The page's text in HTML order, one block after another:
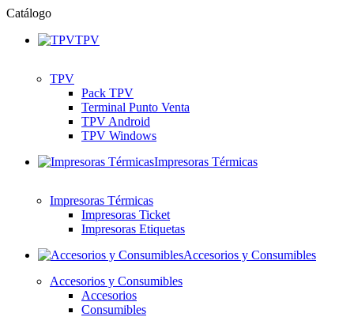
Catálogo
TPV
TPV
Pack TPV
Terminal Punto Venta
TPV Android
TPV Windows
Impresoras Térmicas
Impresoras Térmicas
Impresoras Ticket
Impresoras Etiquetas
Accesorios y Consumibles
Accesorios y Consumibles
Accesorios
Consumibles